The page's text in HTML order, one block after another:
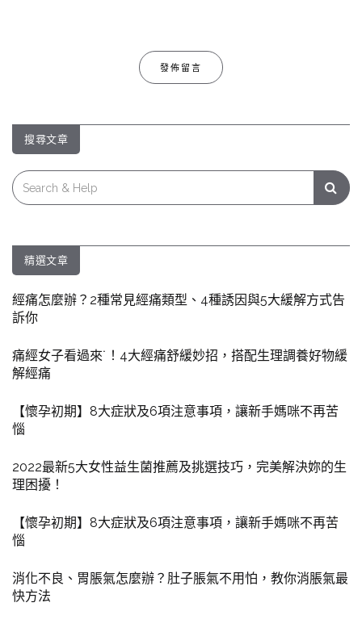
搜尋文章
Search
for:
精選文章
經痛怎麼辦？2種常見經痛類型、4種誘因與5大緩解方式告
訴你
痛經女子看過來˙！4大經痛舒緩妙招，搭配生理調養好物緩
解經痛
【懷孕初期】8大症狀及6項注意事項，讓新手媽咪不再苦
惱
2022最新5大女性益生菌推薦及挑選技巧，完美解決妳的生
理困擾！
【懷孕初期】8大症狀及6項注意事項，讓新手媽咪不再苦
惱
消化不良、胃脹氣怎麼辦？肚子脹氣不用怕，教你消脹氣最
快方法